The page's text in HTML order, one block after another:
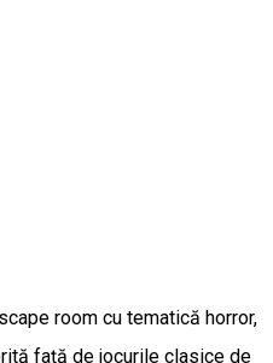
room cu tematică horror,
față de jocurile clasice de